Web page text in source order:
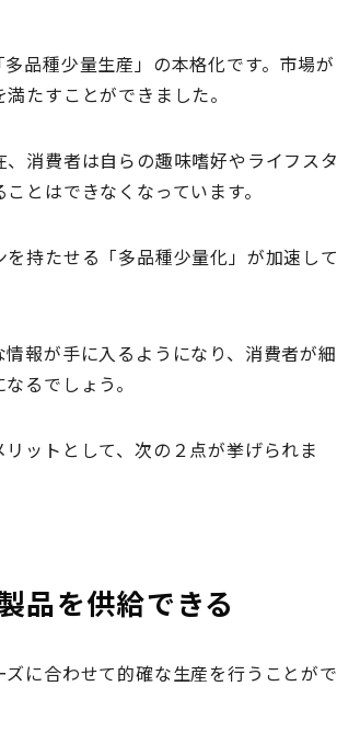
品種少量生産」の本格化です。市場が
たすことができました。
消費者は自らの趣味嗜好やライフスタ
とはできなくなっています。
持たせる「多品種少量化」が加速して
報が手に入るようになり、消費者が細
るでしょう。
ットとして、次の２点が挙げられま
品を供給できる
に合わせて的確な生産を行うことがで